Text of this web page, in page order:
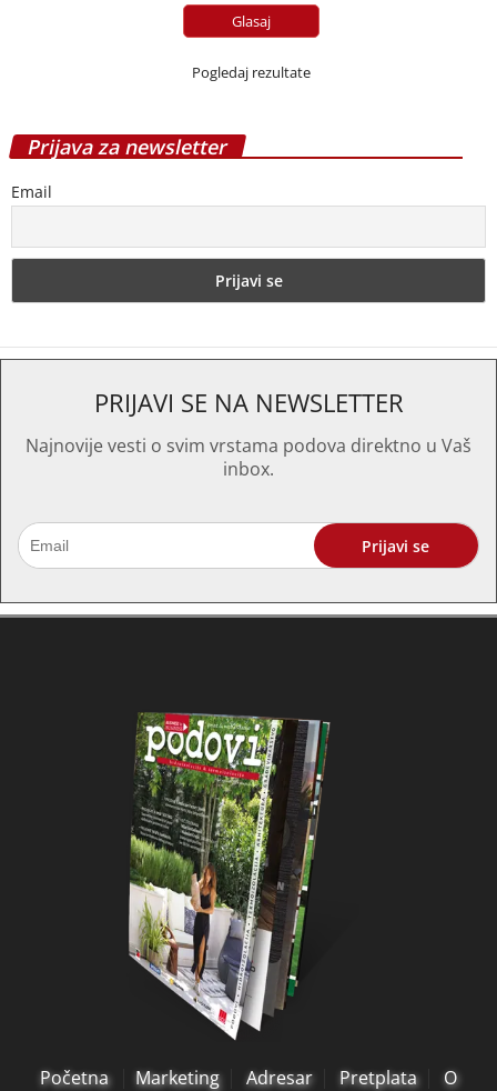
Pogledaj rezultate
Prijava za newsletter
Email
PRIJAVI SE NA NEWSLETTER
Najnovije vesti o svim vrstama podova direktno u Vaš
inbox.
Početna Marketing Adresar Pretplata
O